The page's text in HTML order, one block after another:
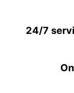
24/7